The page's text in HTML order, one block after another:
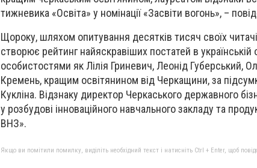
тижневика «Освіта» у номінації «Засвіти вогонь», –
Щороку, шляхом опитування десятків тисяч своїх
створює рейтинг найяскравіших постатей в українській
особистостями як Лілія Гриневич, Леонід Губерський,
Кремень, кращим освітянином від Черкащини, за
Кукліна. Відзнаку директор Черкаського державного
у розбудові інноваційного навчального закладу та
ВНЗ».
Якщо ви помітили помилку, виділіть необхідний текст і натисніть Ctrl + Enter, щоб